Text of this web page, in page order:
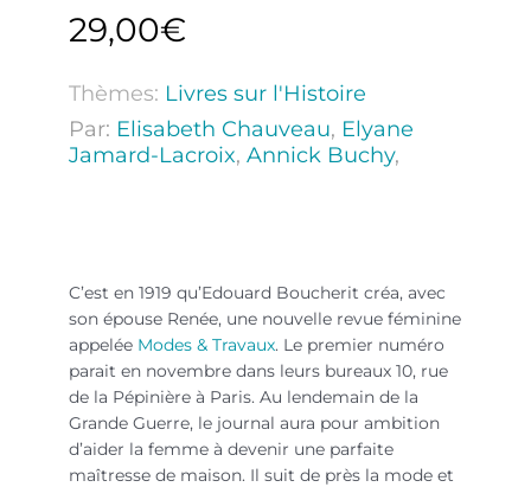
29,00€
Thèmes: Livres sur l'Histoire
Par: Elisabeth Chauveau, Elyane
Jamard-Lacroix,Annick Buchy,
C’est en 1919 qu’Edouard Boucherit créa, avec
son épouse Renée, une nouvelle revue féminine
appelée Modes & Travaux. Le premier numéro
parait en novembre dans leurs bureaux 10, rue
de la Pépinière à Paris. Au lendemain de la
Grande Guerre, le journal aura pour ambition
d’aider la femme à devenir une parfaite
maîtresse de maison. Il suit de près la mode et